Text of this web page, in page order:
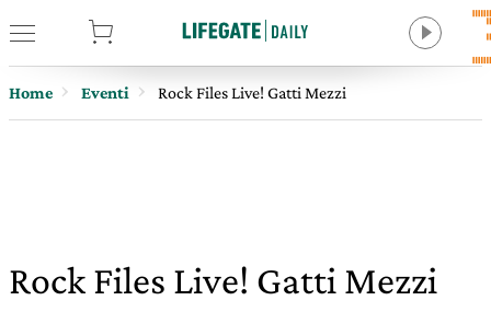
Home Eventi Rock Files Live! Gatti Mezzi
Rock Files Live! Gatti Mezzi